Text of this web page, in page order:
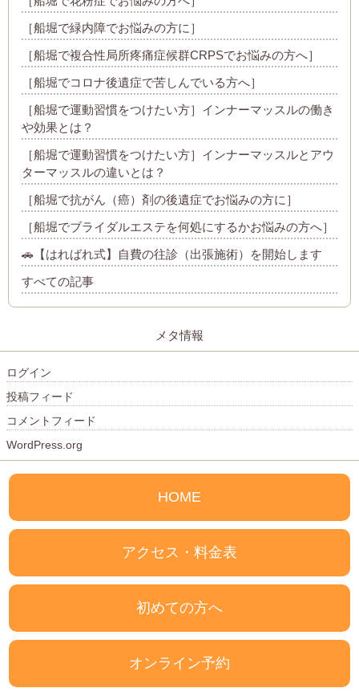
［船堀で緑内障でお悩みの方に］
［船堀で複合性局所疼痛症候群CRPSでお悩みの方へ］
［船堀でコロナ後遺症で苦しんでいる方へ］
［船堀で運動習慣をつけたい方］インナーマッスルの働き
や効果とは？
［船堀で運動習慣をつけたい方］インナーマッスルとアウ
ターマッスルの違いとは？
［船堀で抗がん（癌）剤の後遺症でお悩みの方に］
［船堀でブライダルエステを何処にするかお悩みの方へ］
🚗【はればれ式】自費の往診（出張施術）を開始します
すべての記事
メタ情報
ログイン
投稿フィード
コメントフィード
WordPress.org
HOME
アクセス・料金表
初めての方へ
オンライン予約